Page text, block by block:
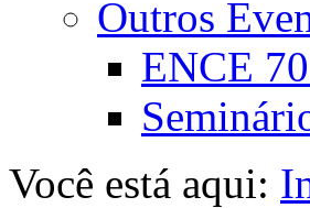
Outros
ENCE
Você está aqui: